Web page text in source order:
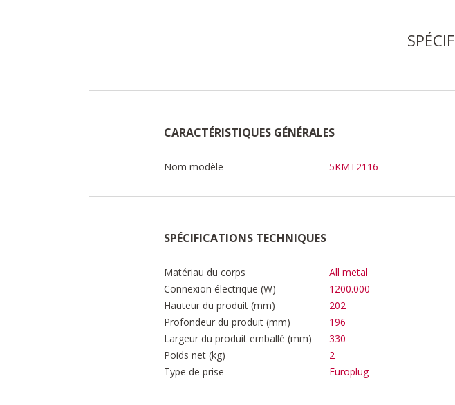
CARACTÉRISTIQUES GÉNÉRALES
Nom modèle 5KMT2116
SPÉCIFICATIONS TECHNIQUES
Matériau du corps All metal
Connexion électrique (W)
1200.000
Hauteur du produit (mm)
202
Profondeur du produit (mm)
196
Largeur du produit emballé (mm)
330
Poids net (kg)
2
Type de prise
Europlug